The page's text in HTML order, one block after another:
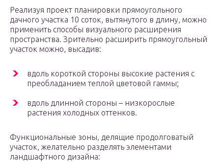
Реализуя проект планировки прямоугольного
дачного участка 10 соток, вытянутого в длину, можно
применить способы визуального расширения
пространства. Зрительно расширить прямоугольный
участок можно, высадив:
вдоль короткой стороны высокие растения с
преобладанием теплой цветовой гаммы;
вдоль длинной стороны – низкорослые
растения холодных оттенков.
Функциональные зоны, делящие продолговатый
участок, желательно разделять элементами
ландшафтного дизайна: